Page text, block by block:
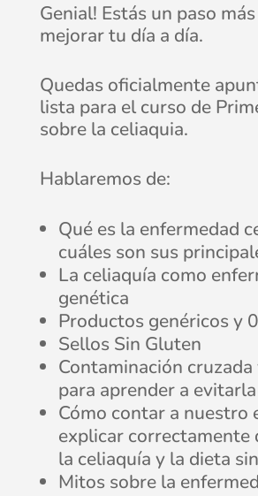
Genial! Estás un paso
mejorar tu día a día.
Quedas oficialmente
lista para el curso de
sobre la celiaquia.
Hablaremos de:
Qué es la enfermedad
cuáles son sus
La celiaquía como
genética
Productos genéricos y
Sellos Sin Gluten
Contaminación cruzada
para aprender a evitarla
Cómo contar a nuestro
explicar correctamente
la celiaquía y la dieta
Mitos sobre la